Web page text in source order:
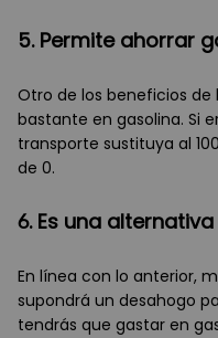
5. Permite ahorrar
Otro de los beneficios
bastante en gasolina. Si
transporte sustituya al
de 0.
6. Es una
En línea con lo anterior,
supondrá un desahogo
tendrás que gastar en